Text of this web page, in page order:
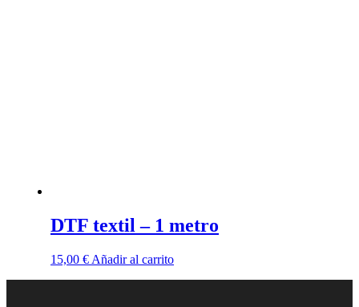
DTF textil – 1 metro
15,00 € Añadir al carrito